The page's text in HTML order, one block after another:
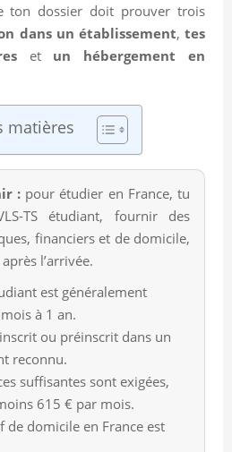
ton dossier doit prouver trois
dans un établissement,tes
et un hébergement en
matières
:pour étudier en France, tu
TS étudiant, fournir des
financiers et de domicile,
l’arrivée.
est généralement
à 1 an.
ou préinscrit dans un
reconnu.
suffisantes sont exigées,
615 € par mois.
de domicile en France est